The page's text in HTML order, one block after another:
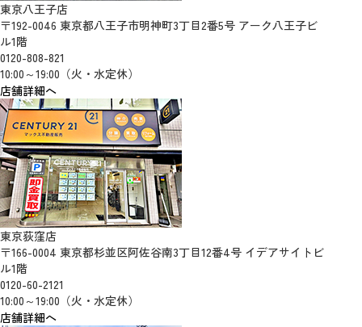
東京八王子店
〒192-0046 東京都八王子市明神町3丁目2番5号 アーク八王子ビ
ル1階
0120-808-821
10:00～19:00（火・水定休）
店舗詳細へ
東京荻窪店
〒166-0004 東京都杉並区阿佐谷南3丁目12番4号 イデアサイトビ
ル1階
0120-60-2121
10:00～19:00（火・水定休）
店舗詳細へ